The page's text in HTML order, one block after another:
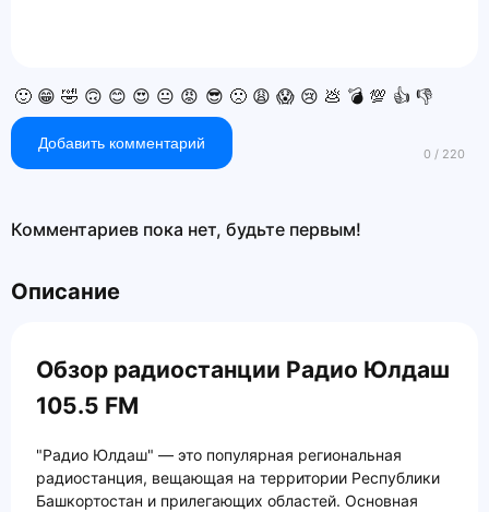
🙂 😁 🤣 🙃 😊 😍 😐 😡 😎 🙁 😩 😱 😢 💩 💣 💯 👍 👎
Добавить комментарий
Комментариев пока нет, будьте первым!
Описание
Обзор радиостанции Радио Юлдаш
105.5 FM
"Радио Юлдаш" — это популярная региональная
радиостанция, вещающая на территории Республики
Башкортостан и прилегающих областей. Основная